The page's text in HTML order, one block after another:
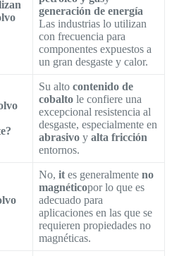
generación de energía
Las industrias lo utilizan
con frecuencia para
componentes expuestos a
un gran desgaste y calor.
Su alto contenido de
cobaltole confiere una
excepcional resistencia al
desgaste, especialmente en
abrasivoy alta fricción
entornos.
No, ites generalmente no
magnéticopor lo que es
adecuado para
aplicaciones en las que se
requieren propiedades no
magnéticas.